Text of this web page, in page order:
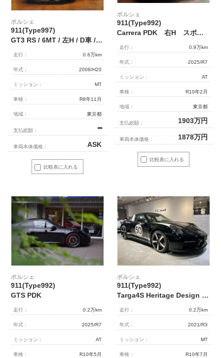
比較表に入れる
ポルシェ
911(Type997)
GT3 RS / 6MT / 左H / D車 / ラバオレンジ/ スポーツクロノパッケージ / PCCB / 純正オーディオ（CDR24） /リフター
走行： 0.6万km
年式： 2008/H20
ミッション： MT
車検： R8年11月
地域： 東京都
支払総額： ━
車両本体価格： ASK
比較表に入れる
ポルシェ
911(Type992)
Carrera PDK 右H スポクロ/エグ 14Wayスポーツシート
走行： 0.9万km
年式： 2025/R7
ミッション： AT
車検： R10年2月
地域： 東京都
支払総額： 1903万円
車両本体価格： 1878万円
ポルシェ
911(Type992)
GTS PDK
走行： 0.2万km
年式： 2025/R7
ミッション： AT
車検： R10年5月
ポルシェ
911(Type992)
Targa4S Heritage Design edition 日本未導入仕様 EU新車並行 7MT 世界限定992台
走行： 0.2万km
年式： 2021/R3
ミッション： MT
車検： R10年7月